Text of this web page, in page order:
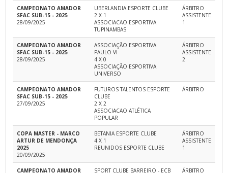
CAMPEONATO AMADOR
SFAC SUB-15 - 2025
28/09/2025
UBERLANDIA ESPORTE CLUBE
2 X 1
ASSOCIACAO ESPORTIVA
TUPINAMBAS
ÁRBITRO
ASSISTENTE
1
CAMPEONATO AMADOR
SFAC SUB-15 - 2025
28/09/2025
ASSOCIAÇÃO ESPORTIVA
PAULO VI
4 X 0
ASSOCIAÇÃO ESPORTIVA
UNIVERSO
ÁRBITRO
ASSISTENTE
2
CAMPEONATO AMADOR
SFAC SUB-15 - 2025
27/09/2025
FUTUROS TALENTOS ESPORTE
CLUBE
2 X 2
ASSOCIACAO ATLÉTICA
POPULAR
ÁRBITRO
COPA MASTER - MARCO
ARTUR DE MENDONÇA
2025
20/09/2025
BETANIA ESPORTE CLUBE
4 X 1
REUNIDOS ESPORTE CLUBE
ÁRBITRO
ASSISTENTE
1
CAMPEONATO AMADOR
SPORT CLUBE BARREIRO - ECB
ÁRBITRO